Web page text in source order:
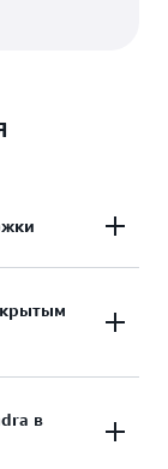
которых
исходным
в